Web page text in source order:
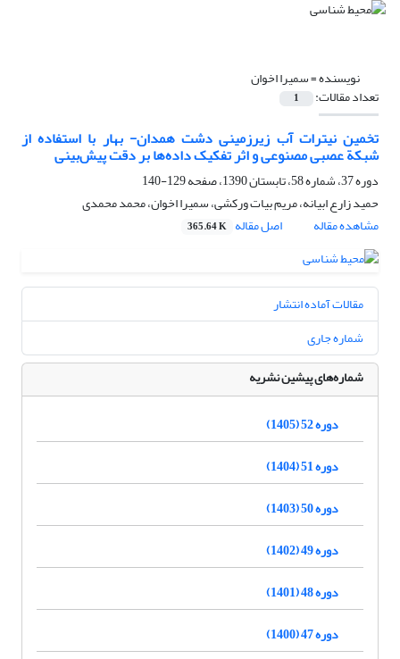
نویسنده =سمیرا اخوان
تعداد مقالات: 1
تخمین نیترات آب زیرزمینی دشت همدان- بهار با استفاده از
شبکة عصبی مصنوعی و اثر تفکیک داده‌ها بر دقت پیش‌بینی
دوره 37، شماره 58، تابستان 1390، صفحه
129-140
حمید زارع ‌ابیانه، مریم بیات ‌ورکشی، سمیرا اخوان، محمد محمدی
مشاهده مقاله
اصل مقاله 365.64 K
مقالات آماده انتشار
شماره جاری
شماره‌های پیشین نشریه
دوره 52 (1405)
دوره 51 (1404)
دوره 50 (1403)
دوره 49 (1402)
دوره 48 (1401)
دوره 47 (1400)